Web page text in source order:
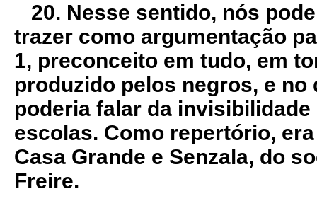
20. Nesse sentido, nós
trazer como argumentação
1, preconceito em tudo, em
produzido pelos negros, e no
poderia falar da
escolas. Como repertório,
Casa Grande e Senzala, do
Freire.